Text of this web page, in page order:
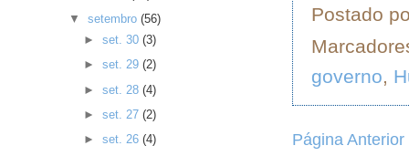
Postado
governo,
Página Anterior
▼setembro(56)
► set. 30 (3)
► set. 29 (2)
► set. 28 (4)
► set. 27 (2)
► set. 26 (4)